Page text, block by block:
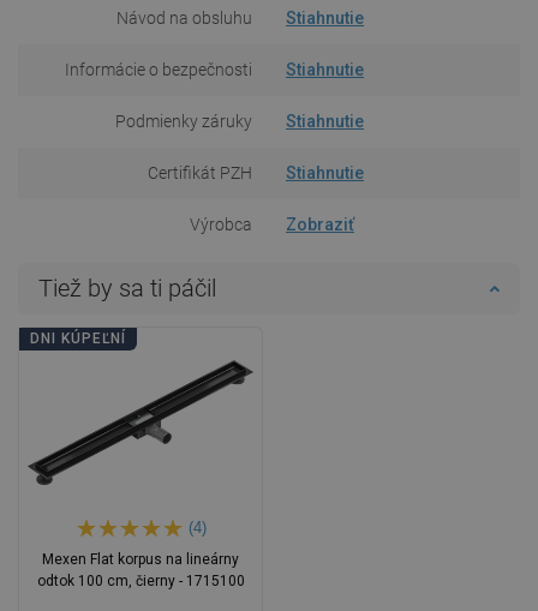
Návod na obsluhu Stiahnutie
Informácie o bezpečnosti Stiahnutie
Podmienky záruky Stiahnutie
Certifikát PZH Stiahnutie
Výrobca Zobraziť
Tiež by sa ti páčil
DNI KÚPEĽNÍ
(4)
Mexen Flat korpus na lineárny
odtok 100 cm, čierny - 1715100